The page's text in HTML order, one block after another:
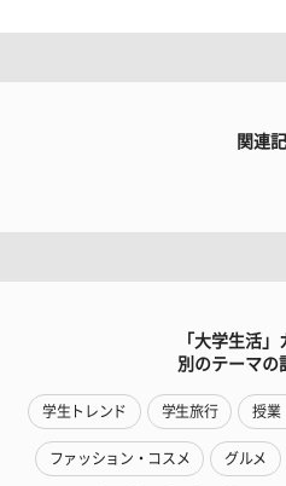
関連
「大学生活
別のテーマの
学生トレンド 学生旅行 授業
ファッション・コスメ グルメ